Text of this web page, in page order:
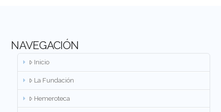
NAVEGACIÓN
Inicio
La Fundación
Hemeroteca